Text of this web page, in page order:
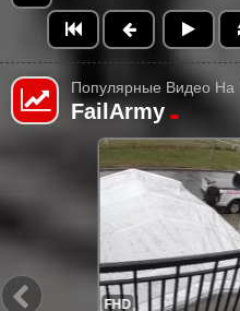
Популярные Видео На
FailArmy